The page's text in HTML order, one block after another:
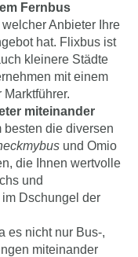
Fernbus
Anbieter Ihre
hat. Flixbus ist
kleinere Städte
mit einem
miteinander
besten die diversen
und Omio
die Ihnen wertvolle
und
Dschungel der
es nicht nur Bus-,
miteinander